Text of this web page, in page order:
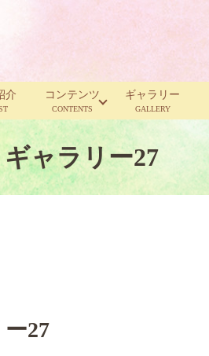
介 コンテンツ
CONTENTS
ギャラリー
GALLERY
ギャラリー27
27